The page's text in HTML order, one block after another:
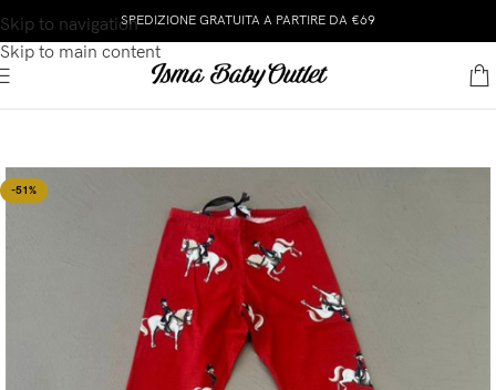
Skip to navigation
Skip to main content
SPEDIZIONE GRATUITA A PARTIRE DA €69
-51%